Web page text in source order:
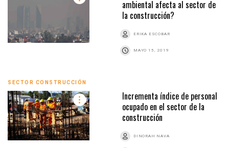
ambiental afecta al sector de
la construcción?
ERIKA ESCOBAR
MAYO 15, 2019
SECTOR CONSTRUCCIÓN
Incrementa índice de personal
ocupado en el sector de la
construcción
DINORAH NAVA